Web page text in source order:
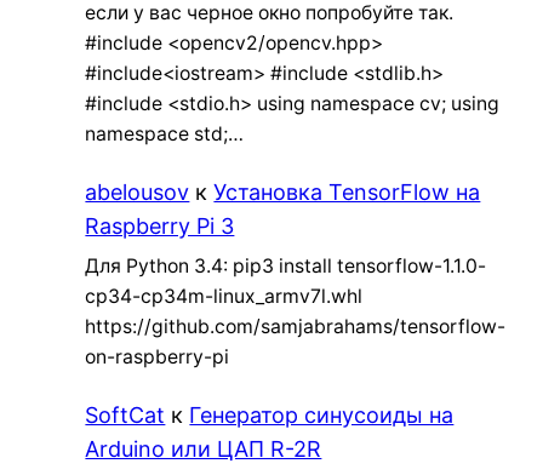
если у вас черное окно попробуйте так.
#include <opencv2/opencv.hpp>
#include<iostream> #include <stdlib.h>
#include <stdio.h> using namespace cv; using
namespace std;…
abelousov кУстановка TensorFlow на
Raspberry Pi 3
Для Python 3.4: pip3 install tensorflow-1.1.0-
cp34-cp34m-linux_armv7l.whl
https://github.com/samjabrahams/tensorflow-
on-raspberry-pi
SoftCat к Генератор синусоиды на
Arduino или ЦАП R-2R